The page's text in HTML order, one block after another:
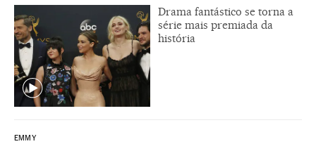
Drama fantástico se torna a
série mais premiada da
história
EMMY